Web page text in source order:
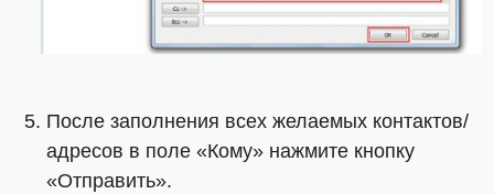
После заполнения всех желаемых контактов/
адресов в поле «Кому» нажмите кнопку
«Отправить».